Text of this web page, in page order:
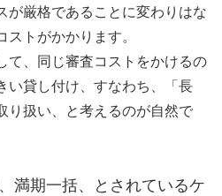
が厳格であることに変わりはな
トがかかります。
て、同じ審査コストをかけるの
い貸し付け、すなわち、「長
り扱い、と考えるのが自然で
満期一括、とされているケ